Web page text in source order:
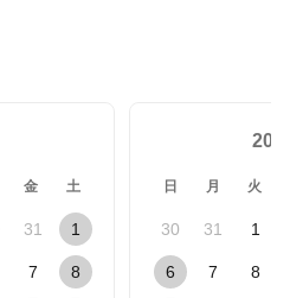
金 土
31 1
7 8
日 月 火
30 31 1
6 7 8